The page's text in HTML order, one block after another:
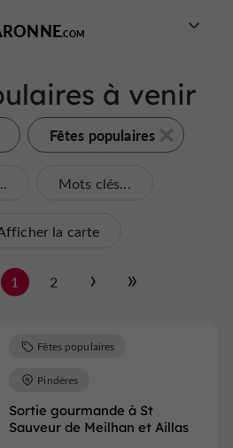
à venir
Fêtes populaires
Mots clés...
la carte
1 2
Sortie gourmande à St
Sauveur de Meilhan et Aillas
Fêtes populaires
Pindères